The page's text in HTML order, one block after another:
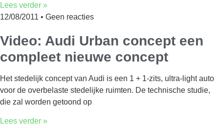
Lees verder »
12/08/2011
Geen reacties
Video: Audi Urban concept een
compleet nieuwe concept
Het stedelijk concept van Audi is een 1 + 1-zits, ultra-light auto
voor de overbelaste stedelijke ruimten. De technische studie,
die zal worden getoond op
Lees verder »